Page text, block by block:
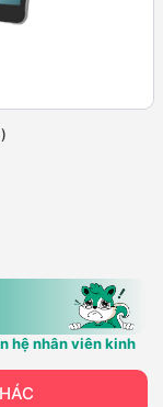
)
hệ nhân viên kinh